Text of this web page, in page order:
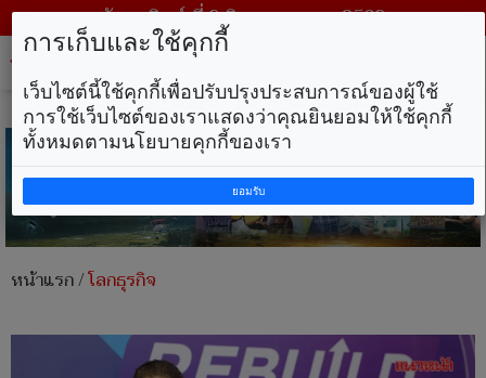
วันอาทิตย์ ที่ 9 สิงหาคม พ.ศ. 2569
หน้าแรก/โลกธุรกิจ
การเก็บและใช้คุกกี้
เว็บไซต์นี้ใช้คุกกี้เพื่อปรับปรุงประสบการณ์ของผู้ใช้
การใช้เว็บไซต์ของเราแสดงว่าคุณยินยอมให้ใช้คุกกี้
ทั้งหมดตามนโยบายคุกกี้ของเรา
ยอมรับ